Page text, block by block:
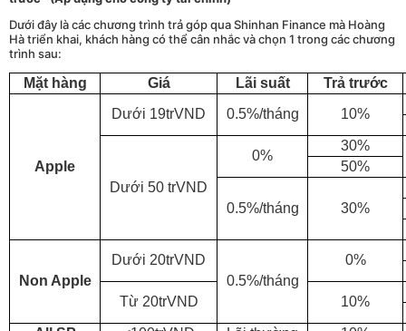
Dưới đây là các chương trình trả góp qua Shinhan Finance mà Hoàng
Hà triển khai, khách hàng có thể cân nhắc và chọn 1 trong các chương
trình sau:
Mặt hàng Giá Lãi suất Trả trước
Apple
Dưới 19trVND 0.5%/tháng 10%
Dưới 50 trVND
0%
30%
50%
0.5%/tháng 30%
Non Apple
Dưới 20trVND
0.5%/tháng
0%
Từ 20trVND 10%